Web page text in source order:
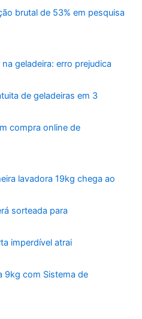
brutal de 53% em pesquisa
geladeira: erro prejudica
de geladeiras em 3
compra online de
lavadora 19kg chega ao
sorteada para
imperdível atrai
9kg com Sistema de